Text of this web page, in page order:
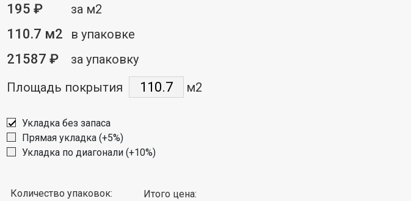
195 ₽ за м2
110.7 м2 в упаковке
21587 ₽
за упаковку
Площадь покрытия
м2
Укладка без запаса
Прямая укладка (+5%)
Укладка по диагонали (+10%)
Количество упаковок: Итого цена: